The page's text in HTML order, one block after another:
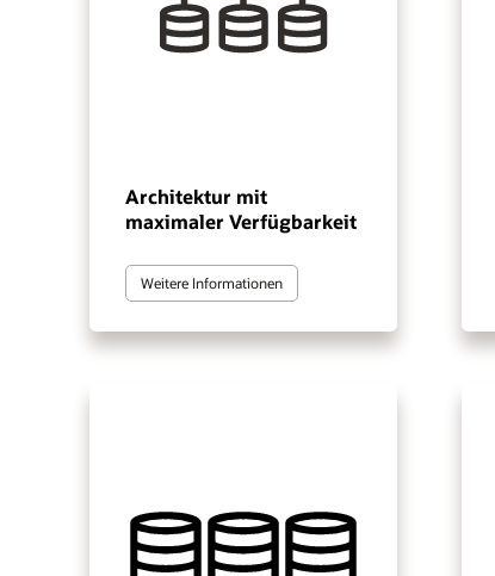
Architektur mit
maximaler Verfügbarkeit
Weitere Informationen